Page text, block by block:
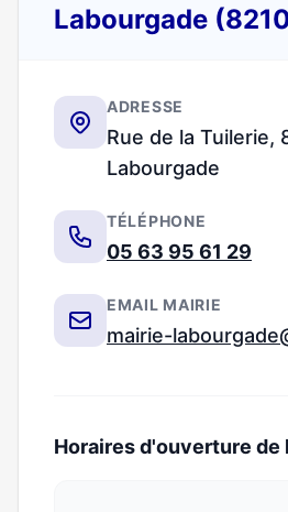
Labourgade
ADRESSE
Rue de la Tuilerie,
Labourgade
TÉLÉPHONE
05 63 95 61 29
EMAIL MAIRIE
mairie-
Horaires d'ouverture de